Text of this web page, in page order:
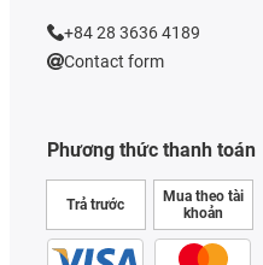
Phương thức thanh toán
Trả trước
Mua theo tài
khoản
+84 28 3636 4189
Contact form